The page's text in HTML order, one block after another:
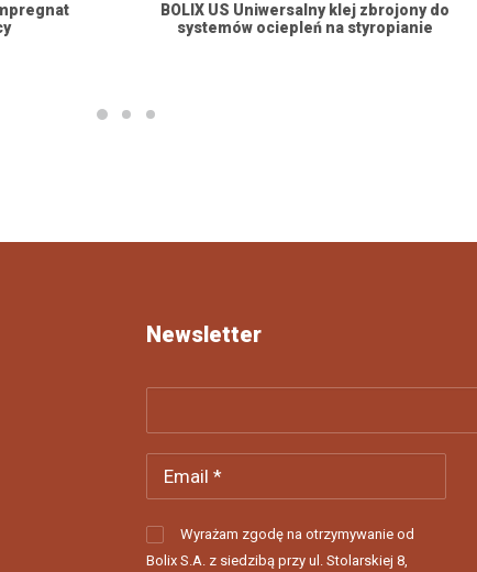
BOLIX US Uniwersalny klej zbrojony do
systemów ociepleń na styropianie
Newsletter
Wyrażam zgodę na otrzymywanie od
Bolix S.A. z siedzibą przy ul. Stolarskiej 8,